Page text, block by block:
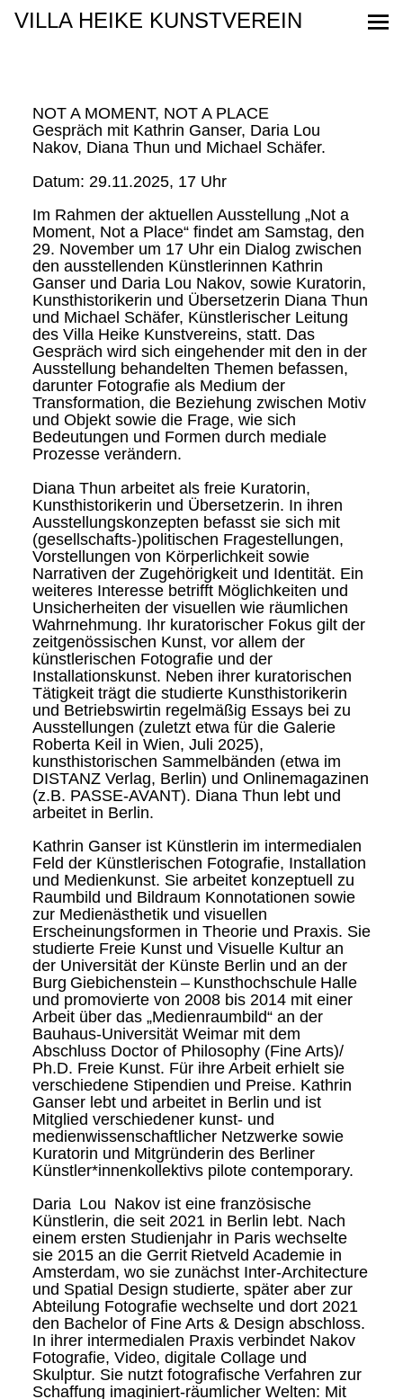
NOT A MOMENT, NOT A PLACE
Gespräch mit Kathrin Ganser, Daria Lou
Nakov, Diana Thun und Michael Schäfer.
Datum: 29.11.2025, 17 Uhr
Im Rahmen der aktuellen Ausstellung „Not a
Moment, Not a Place“ findet am Samstag, den
29. November um 17 Uhr ein Dialog zwischen
den ausstellenden Künstlerinnen Kathrin
Ganser und Daria Lou Nakov, sowie Kuratorin,
Kunsthistorikerin und Übersetzerin Diana Thun
und Michael Schäfer, Künstlerischer Leitung
des Villa Heike Kunstvereins, statt. Das
Gespräch wird sich eingehender mit den in der
Ausstellung behandelten Themen befassen,
darunter Fotografie als Medium der
Transformation, die Beziehung zwischen Motiv
und Objekt sowie die Frage, wie sich
Bedeutungen und Formen durch mediale
Prozesse verändern.
Diana Thun arbeitet als freie Kuratorin,
Kunsthistorikerin und Übersetzerin. In ihren
Ausstellungskonzepten befasst sie sich mit
(gesellschafts-)politischen Fragestellungen,
Vorstellungen von Körperlichkeit sowie
Narrativen der Zugehörigkeit und Identität. Ein
weiteres Interesse betrifft Möglichkeiten und
Unsicherheiten der visuellen wie räumlichen
Wahrnehmung. Ihr kuratorischer Fokus gilt der
zeitgenössischen Kunst, vor allem der
künstlerischen Fotografie und der
Installationskunst. Neben ihrer kuratorischen
Tätigkeit trägt die studierte Kunsthistorikerin
und Betriebswirtin regelmäßig Essays bei zu
Ausstellungen (zuletzt etwa für die Galerie
Roberta Keil in Wien, Juli 2025),
kunsthistorischen Sammelbänden (etwa im
DISTANZ Verlag, Berlin) und Onlinemagazinen
(z.B. PASSE-AVANT). Diana Thun lebt und
arbeitet in Berlin.
Kathrin Ganser ist Künstlerin im intermedialen
Feld der Künstlerischen Fotografie, Installation
und Medienkunst. Sie arbeitet konzeptuell zu
Raumbild und Bildraum Konnotationen sowie
zur Medienästhetik und visuellen
Erscheinungsformen in Theorie und Praxis. Sie
studierte Freie Kunst und Visuelle Kultur an
der Universität der Künste Berlin und an der
Burg Giebichenstein – Kunsthochschule Halle
und promovierte von 2008 bis 2014 mit einer
Arbeit über das „Medienraumbild“ an der
Bauhaus-Universität Weimar mit dem
Abschluss Doctor of Philosophy (Fine Arts)/
Ph.D. Freie Kunst. Für ihre Arbeit erhielt sie
verschiedene Stipendien und Preise. Kathrin
Ganser lebt und arbeitet in Berlin und ist
Mitglied verschiedener kunst- und
medienwissenschaftlicher Netzwerke sowie
Kuratorin und Mitgründerin des Berliner
Künstler*innenkollektivs pilote contemporary.
Daria Lou Nakov ist eine französische
Künstlerin, die seit 2021 in Berlin lebt. Nach
einem ersten Studienjahr in Paris wechselte
sie 2015 an die Gerrit Rietveld Academie in
Amsterdam, wo sie zunächst Inter-Architecture
und Spatial Design studierte, später aber zur
Abteilung Fotografie wechselte und dort 2021
den Bachelor of Fine Arts & Design abschloss.
In ihrer intermedialen Praxis verbindet Nakov
Fotografie, Video, digitale Collage und
Skulptur. Sie nutzt fotografische Verfahren zur
Schaffung imaginiert-räumlicher Welten: Mit